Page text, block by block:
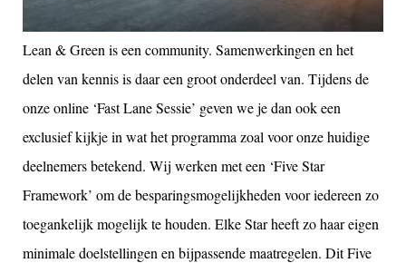
Lean & Green is een community. Samenwerkingen en het
delen van kennis is daar een groot onderdeel van. Tijdens de
onze online ‘Fast Lane Sessie’ geven we je dan ook een
exclusief kijkje in wat het programma zoal voor onze huidige
deelnemers betekend. Wij werken met een ‘Five Star
Framework’ om de besparingsmogelijkheden voor iedereen zo
toegankelijk mogelijk te houden. Elke Star heeft zo haar eigen
minimale doelstellingen en bijpassende maatregelen. Dit Five